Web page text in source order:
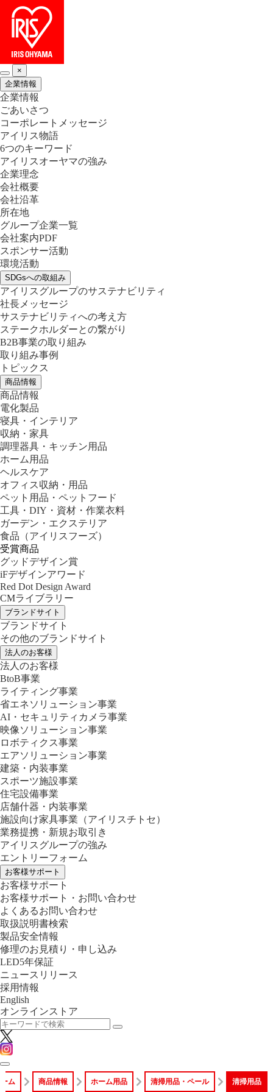
×
企業情報
企業情報
ごあいさつ
コーポレートメッセージ
アイリス物語
6つのキーワード
アイリスオーヤマの強み
企業理念
会社概要
会社沿革
所在地
グループ企業一覧
会社案内PDF
スポンサー活動
環境活動
SDGsへの取組み
アイリスグループのサステナビリティ
社長メッセージ
サステナビリティへの考え方
ステークホルダーとの繋がり
B2B事業の取り組み
取り組み事例
トピックス
商品情報
商品情報
電化製品
寝具・インテリア
収納・家具
調理器具・キッチン用品
ホーム用品
ヘルスケア
オフィス収納・用品
ペット用品・ペットフード
工具・DIY・資材・作業衣料
ガーデン・エクステリア
食品 （アイリスフーズ）
受賞商品
グッドデザイン賞
iFデザインアワード
Red Dot Design Award
CMライブラリー
ブランドサイト
ブランドサイト
その他のブランドサイト
法人のお客様
法人のお客様
BtoB事業
ライティング事業
省エネソリューション事業
AI・セキュリティカメラ事業
映像ソリューション事業
ロボティクス事業
エアソリューション事業
建築・内装事業
スポーツ施設事業
住宅設備事業
店舗什器・内装事業
施設向け家具事業 （アイリスチトセ）
業務提携・新規お取引き
アイリスグループの強み
エントリーフォーム
お客様サポート
お客様サポート
お客様サポート・お問い合わせ
よくあるお問い合わせ
取扱説明書検索
製品安全情報
修理のお見積り・申し込み
LED5年保証
ニュースリリース
採用情報
English
オンラインストア
ム 商品情報 ホーム用品 清掃用品・ペール 清掃用品